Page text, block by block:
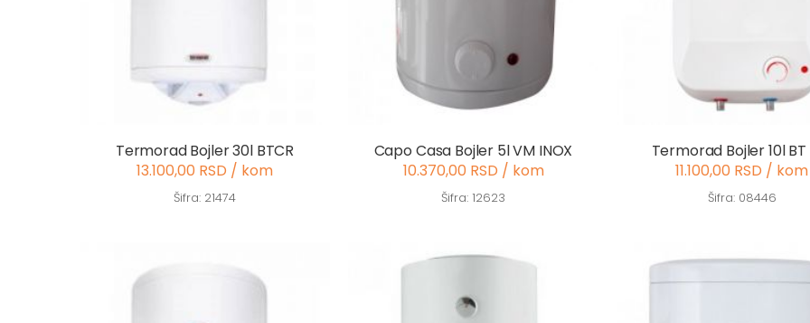
Termorad Bojler 30l BTCR
13.100,00 RSD / kom
Šifra: 21474
Capo Casa Bojler 5l VM INOX
10.370,00 RSD / kom
Šifra: 12623
Termorad Bojler 10l BT
11.100,00 RSD / kom
Šifra: 08446